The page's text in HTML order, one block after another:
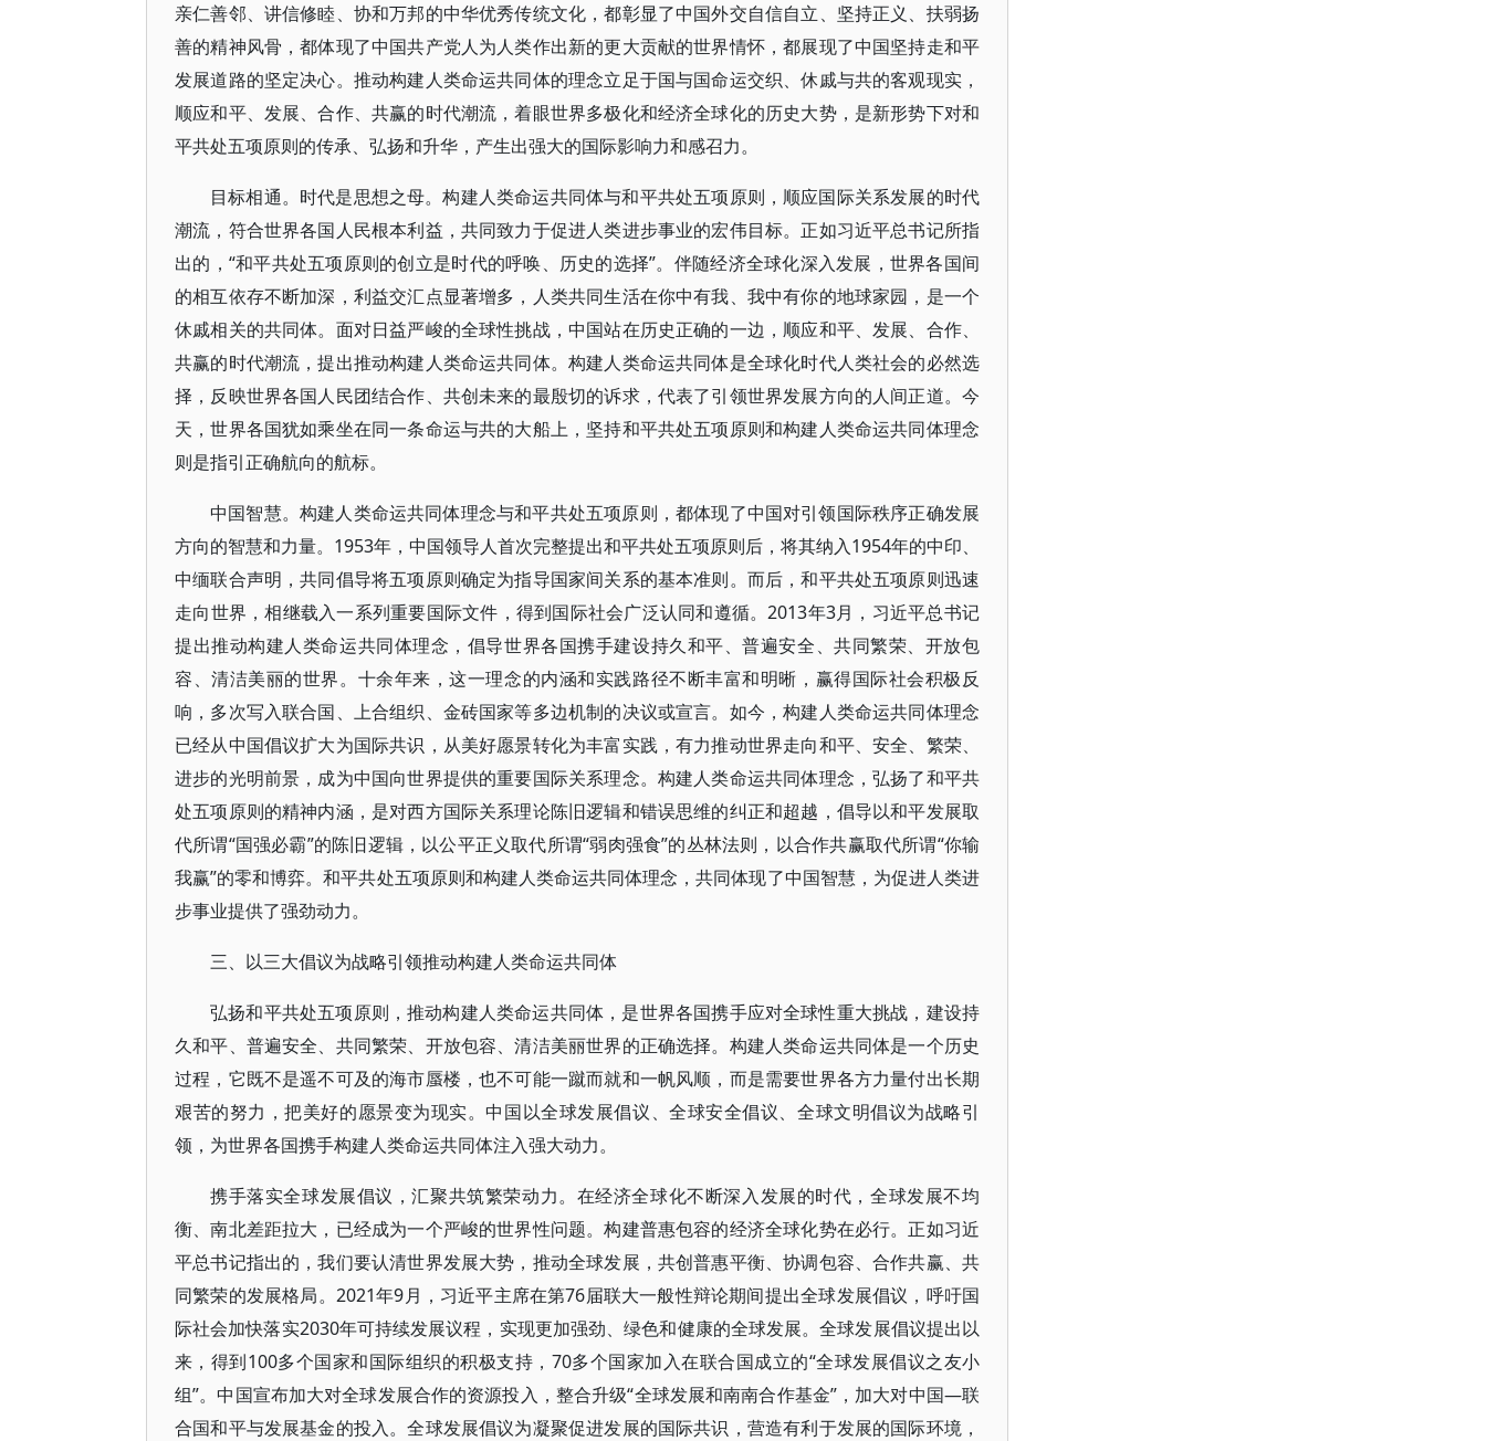
亲仁善邻、讲信修睦、协和万邦的中华优秀传统文化，都彰显了中国外交自信自立、坚持正义、扶弱扬
善的精神风骨，都体现了中国共产党人为人类作出新的更大贡献的世界情怀，都展现了中国坚持走和平
发展道路的坚定决心。推动构建人类命运共同体的理念立足于国与国命运交织、休戚与共的客观现实，
顺应和平、发展、合作、共赢的时代潮流，着眼世界多极化和经济全球化的历史大势，是新形势下对和
平共处五项原则的传承、弘扬和升华，产生出强大的国际影响力和感召力。
目标相通。时代是思想之母。构建人类命运共同体与和平共处五项原则，顺应国际关系发展的时代
潮流，符合世界各国人民根本利益，共同致力于促进人类进步事业的宏伟目标。正如习近平总书记所指
出的，“和平共处五项原则的创立是时代的呼唤、历史的选择”。伴随经济全球化深入发展，世界各国间
的相互依存不断加深，利益交汇点显著增多，人类共同生活在你中有我、我中有你的地球家园，是一个
休戚相关的共同体。面对日益严峻的全球性挑战，中国站在历史正确的一边，顺应和平、发展、合作、
共赢的时代潮流，提出推动构建人类命运共同体。构建人类命运共同体是全球化时代人类社会的必然选
择，反映世界各国人民团结合作、共创未来的最殷切的诉求，代表了引领世界发展方向的人间正道。今
天，世界各国犹如乘坐在同一条命运与共的大船上，坚持和平共处五项原则和构建人类命运共同体理念
则是指引正确航向的航标。
中国智慧。构建人类命运共同体理念与和平共处五项原则，都体现了中国对引领国际秩序正确发展
方向的智慧和力量。1953年，中国领导人首次完整提出和平共处五项原则后，将其纳入1954年的中印、
中缅联合声明，共同倡导将五项原则确定为指导国家间关系的基本准则。而后，和平共处五项原则迅速
走向世界，相继载入一系列重要国际文件，得到国际社会广泛认同和遵循。2013年3月，习近平总书记
提出推动构建人类命运共同体理念，倡导世界各国携手建设持久和平、普遍安全、共同繁荣、开放包
容、清洁美丽的世界。十余年来，这一理念的内涵和实践路径不断丰富和明晰，赢得国际社会积极反
响，多次写入联合国、上合组织、金砖国家等多边机制的决议或宣言。如今，构建人类命运共同体理念
已经从中国倡议扩大为国际共识，从美好愿景转化为丰富实践，有力推动世界走向和平、安全、繁荣、
进步的光明前景，成为中国向世界提供的重要国际关系理念。构建人类命运共同体理念，弘扬了和平共
处五项原则的精神内涵，是对西方国际关系理论陈旧逻辑和错误思维的纠正和超越，倡导以和平发展取
代所谓“国强必霸”的陈旧逻辑，以公平正义取代所谓“弱肉强食”的丛林法则，以合作共赢取代所谓“你输
我赢”的零和博弈。和平共处五项原则和构建人类命运共同体理念，共同体现了中国智慧，为促进人类进
步事业提供了强劲动力。
三、以三大倡议为战略引领推动构建人类命运共同体
弘扬和平共处五项原则，推动构建人类命运共同体，是世界各国携手应对全球性重大挑战，建设持
久和平、普遍安全、共同繁荣、开放包容、清洁美丽世界的正确选择。构建人类命运共同体是一个历史
过程，它既不是遥不可及的海市蜃楼，也不可能一蹴而就和一帆风顺，而是需要世界各方力量付出长期
艰苦的努力，把美好的愿景变为现实。中国以全球发展倡议、全球安全倡议、全球文明倡议为战略引
领，为世界各国携手构建人类命运共同体注入强大动力。
携手落实全球发展倡议，汇聚共筑繁荣动力。在经济全球化不断深入发展的时代，全球发展不均
衡、南北差距拉大，已经成为一个严峻的世界性问题。构建普惠包容的经济全球化势在必行。正如习近
平总书记指出的，我们要认清世界发展大势，推动全球发展，共创普惠平衡、协调包容、合作共赢、共
同繁荣的发展格局。2021年9月，习近平主席在第76届联大一般性辩论期间提出全球发展倡议，呼吁国
际社会加快落实2030年可持续发展议程，实现更加强劲、绿色和健康的全球发展。全球发展倡议提出以
来，得到100多个国家和国际组织的积极支持，70多个国家加入在联合国成立的“全球发展倡议之友小
组”。中国宣布加大对全球发展合作的资源投入，整合升级“全球发展和南南合作基金”，加大对中国—联
合国和平与发展基金的投入。全球发展倡议为凝聚促进发展的国际共识，营造有利于发展的国际环境，